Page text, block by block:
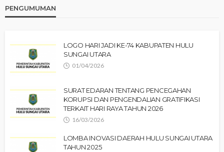
PENGUMUMAN
LOGO HARI JADI KE-74 KABUPATEN HULU
SUNGAI UTARA
01/04/2026
SURAT EDARAN TENTANG PENCEGAHAN
KORUPSI DAN PENGENDALIAN GRATIFIKASI
TERKAIT HARI RAYA TAHUN 2026
16/03/2026
LOMBA INOVASI DAERAH HULU SUNGAI UTARA
TAHUN 2025